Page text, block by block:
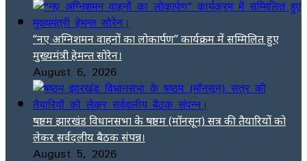
“नए अग्निशमन वाहनों का लोकार्पण” कार्यक्रम में सम्मिलित हुए
मुख्यमंत्री हेमन्त सोरेन।
August 6, 2026
षष्ठम झारखंड विधानसभा के षष्ठम (मॉनसून) सत्र की तैयारियों को
लेकर सर्वदलीय बैठक संपन्न।
August 5, 2026